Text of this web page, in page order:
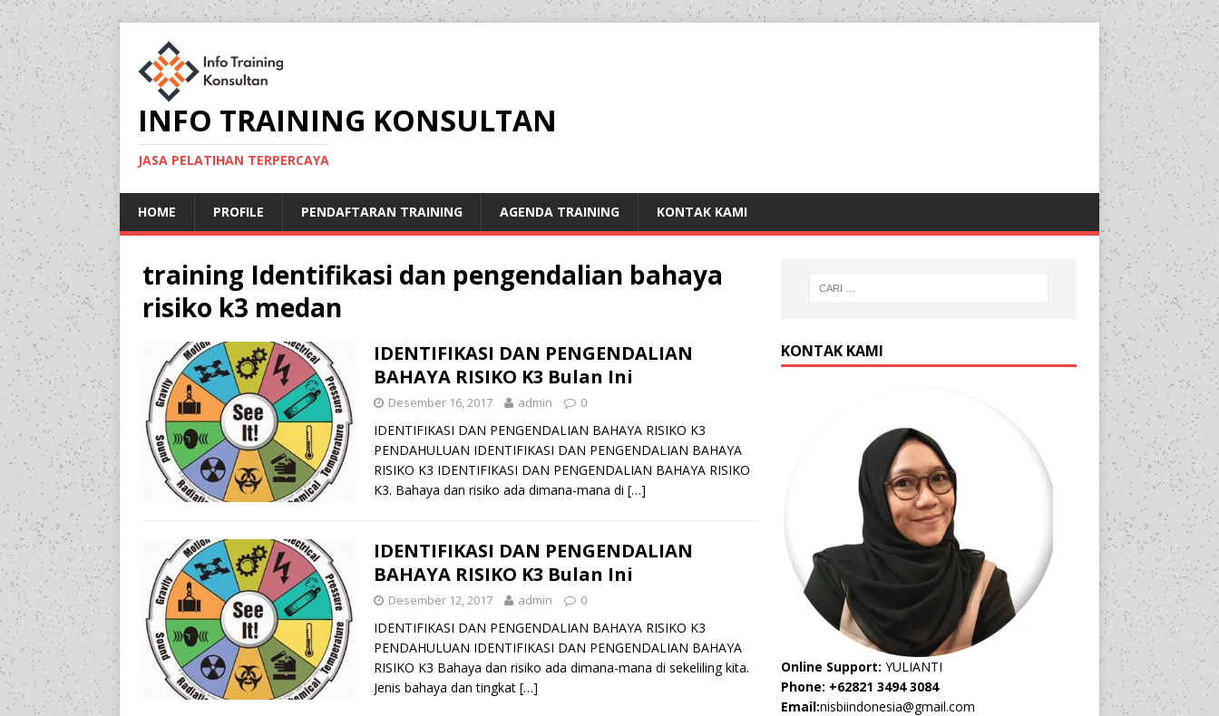
INFO TRAINING KONSULTAN
JASA PELATIHAN TERPERCAYA
HOME PROFILE PENDAFTARAN TRAINING AGENDA TRAINING KONTAK KAMI
training Identifikasi dan pengendalian bahaya
risiko k3 medan
IDENTIFIKASI DAN PENGENDALIAN
BAHAYA RISIKO K3 Bulan Ini
Desember 16, 2017 admin 0
IDENTIFIKASI DAN PENGENDALIAN BAHAYA RISIKO K3
PENDAHULUAN IDENTIFIKASI DAN PENGENDALIAN BAHAYA
RISIKO K3 IDENTIFIKASI DAN PENGENDALIAN BAHAYA RISIKO
K3. Bahaya dan risiko ada dimana-mana di […]
IDENTIFIKASI DAN PENGENDALIAN
BAHAYA RISIKO K3 Bulan Ini
Desember 12, 2017 admin 0
IDENTIFIKASI DAN PENGENDALIAN BAHAYA RISIKO K3
PENDAHULUAN IDENTIFIKASI DAN PENGENDALIAN BAHAYA
RISIKO K3 Bahaya dan risiko ada dimana-mana di sekeliling kita.
Jenis bahaya dan tingkat […]
KONTAK KAMI
Online Support: YULIANTI
Phone: +62821 3494 3084
Email:nisbiindonesia@gmail.com